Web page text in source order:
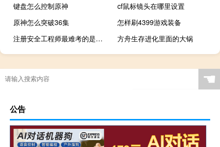
键盘怎么控制原神
cf鼠标镜头在哪里设置
原神怎么突破36集
怎样刷4399游戏装备
注册安全工程师最难考的是哪一门
方舟生存进化里面的大锅
☚
公告